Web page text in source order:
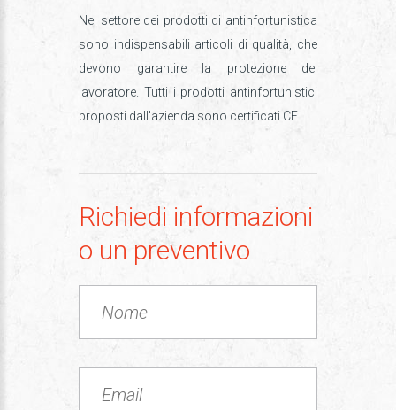
Nel settore dei prodotti di antinfortunistica
sono indispensabili articoli di qualità, che
devono garantire la protezione del
lavoratore. Tutti i prodotti antinfortunistici
proposti dall'azienda sono certificati CE.
Richiedi informazioni
o un preventivo